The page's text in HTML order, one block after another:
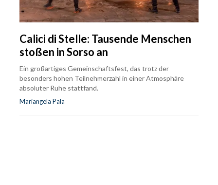
Calici di Stelle: Tausende Menschen
stoßen in Sorso an
Ein großartiges Gemeinschaftsfest, das trotz der
besonders hohen Teilnehmerzahl in einer Atmosphäre
absoluter Ruhe stattfand.
Mariangela Pala